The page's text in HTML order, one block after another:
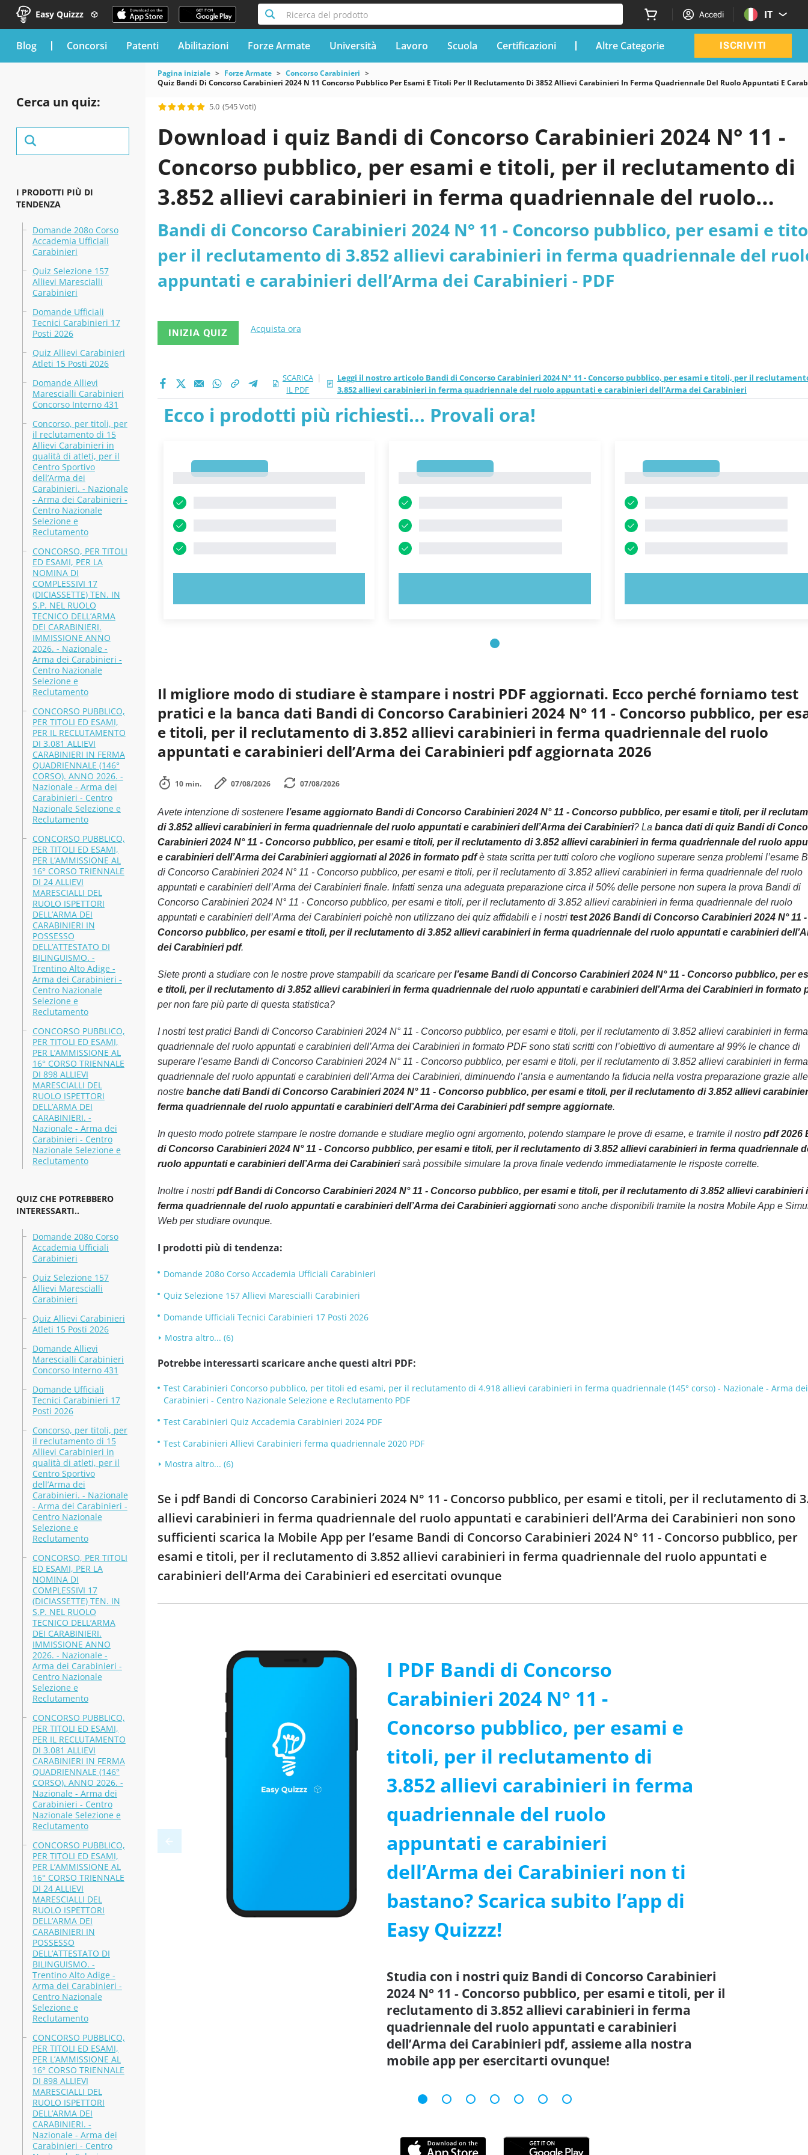
Easy Quizzz Ricerca del prodotto Accedi IT
blog Concorsi Patenti Abilitazioni Forze Armate Università Lavoro Scuola Certificazioni Altre Categorie ISCRIVITI
Cerca un quiz:
I PRODOTTI PIÙ DI
TENDENZA
Domande 208o Corso
Accademia Ufficiali
Carabinieri
Quiz Selezione 157
Allievi Marescialli
Carabinieri
Domande Ufficiali
Tecnici Carabinieri 17
Posti 2026
Quiz Allievi Carabinieri
Atleti 15 Posti 2026
Domande Allievi
Marescialli Carabinieri
Concorso Interno 431
Concorso, per titoli, per
il reclutamento di 15
Allievi Carabinieri in
qualità di atleti, per il
Centro Sportivo
dell’Arma dei
Carabinieri. - Nazionale
- Arma dei Carabinieri -
Centro Nazionale
Selezione e
Reclutamento
CONCORSO, PER TITOLI
ED ESAMI, PER LA
NOMINA DI
COMPLESSIVI 17
(DICIASSETTE) TEN. IN
S.P. NEL RUOLO
TECNICO DELL’ARMA
DEI CARABINIERI.
IMMISSIONE ANNO
2026. - Nazionale -
Arma dei Carabinieri -
Centro Nazionale
Selezione e
Reclutamento
CONCORSO PUBBLICO,
PER TITOLI ED ESAMI,
PER IL RECLUTAMENTO
DI 3.081 ALLIEVI
CARABINIERI IN FERMA
QUADRIENNALE (146°
CORSO). ANNO 2026. -
Nazionale - Arma dei
Carabinieri - Centro
Nazionale Selezione e
Reclutamento
CONCORSO PUBBLICO,
PER TITOLI ED ESAMI,
PER L’AMMISSIONE AL
16° CORSO TRIENNALE
DI 24 ALLIEVI
MARESCIALLI DEL
RUOLO ISPETTORI
DELL’ARMA DEI
CARABINIERI IN
POSSESSO
DELL’ATTESTATO DI
BILINGUISMO. -
Trentino Alto Adige -
Arma dei Carabinieri -
Centro Nazionale
Selezione e
Reclutamento
CONCORSO PUBBLICO,
PER TITOLI ED ESAMI,
PER L’AMMISSIONE AL
16° CORSO TRIENNALE
DI 898 ALLIEVI
MARESCIALLI DEL
RUOLO ISPETTORI
DELL’ARMA DEI
CARABINIERI. -
Nazionale - Arma dei
Carabinieri - Centro
Nazionale Selezione e
Reclutamento
QUIZ CHE POTREBBERO
INTERESSARTI..
Domande 208o Corso
Accademia Ufficiali
Carabinieri
Quiz Selezione 157
Allievi Marescialli
Carabinieri
Quiz Allievi Carabinieri
Atleti 15 Posti 2026
Domande Allievi
Marescialli Carabinieri
Concorso Interno 431
Domande Ufficiali
Tecnici Carabinieri 17
Posti 2026
Concorso, per titoli, per
il reclutamento di 15
Allievi Carabinieri in
qualità di atleti, per il
Centro Sportivo
dell’Arma dei
Carabinieri. - Nazionale
- Arma dei Carabinieri -
Centro Nazionale
Selezione e
Reclutamento
CONCORSO, PER TITOLI
ED ESAMI, PER LA
NOMINA DI
COMPLESSIVI 17
(DICIASSETTE) TEN. IN
S.P. NEL RUOLO
TECNICO DELL’ARMA
DEI CARABINIERI.
IMMISSIONE ANNO
2026. - Nazionale -
Arma dei Carabinieri -
Centro Nazionale
Selezione e
Reclutamento
CONCORSO PUBBLICO,
PER TITOLI ED ESAMI,
PER IL RECLUTAMENTO
DI 3.081 ALLIEVI
CARABINIERI IN FERMA
QUADRIENNALE (146°
CORSO). ANNO 2026. -
Nazionale - Arma dei
Carabinieri - Centro
Nazionale Selezione e
Reclutamento
CONCORSO PUBBLICO,
PER TITOLI ED ESAMI,
PER L’AMMISSIONE AL
16° CORSO TRIENNALE
DI 24 ALLIEVI
MARESCIALLI DEL
RUOLO ISPETTORI
DELL’ARMA DEI
CARABINIERI IN
POSSESSO
DELL’ATTESTATO DI
BILINGUISMO. -
Trentino Alto Adige -
Arma dei Carabinieri -
Centro Nazionale
Selezione e
Reclutamento
CONCORSO PUBBLICO,
PER TITOLI ED ESAMI,
PER L’AMMISSIONE AL
16° CORSO TRIENNALE
DI 898 ALLIEVI
MARESCIALLI DEL
RUOLO ISPETTORI
DELL’ARMA DEI
CARABINIERI. -
Nazionale - Arma dei
Carabinieri - Centro
Pagina iniziale Forze Armate
Concorso Carabinieri
Quiz Bandi Di Concorso Carabinieri 2024 N 11 Concorso Pubblico Per Esami E Titoli Per Il Reclutamento Di 3852 Allievi Carabinieri In Ferma Quadriennale Del Ruolo Appuntati E
5.0 (545 Voti)
Download i quiz Bandi di Concorso Carabinieri 2024 N° 11 -
Concorso pubblico, per esami e titoli, per il reclutamento di
3.852 allievi carabinieri in ferma quadriennale del ruolo
appuntati e carabinieri dell’Arma dei Carabinieri pdf
2026 aggiornati
Bandi di Concorso Carabinieri 2024 N° 11 - Concorso pubblico, per esami e
per il reclutamento di 3.852 allievi carabinieri in ferma quadriennale del
appuntati e carabinieri dell’Arma dei Carabinieri - PDF
INIZIA QUIZ Acquista ora
SCARICA
IL PDF
|
Leggi il nostro articolo Bandi di Concorso Carabinieri 2024 N° 11 - Concorso pubblico, per esami e titoli, per il
3.852 allievi carabinieri in ferma quadriennale del ruolo appuntati e carabinieri dell’Arma dei Carabinieri
Ecco i prodotti più richiesti... Provali ora!
Il migliore modo di studiare è stampare i nostri PDF aggiornati. Ecco perché forniamo test
pratici e la banca dati Bandi di Concorso Carabinieri 2024 N° 11 - Concorso pubblico, per
e titoli, per il reclutamento di 3.852 allievi carabinieri in ferma quadriennale del ruolo
appuntati e carabinieri dell’Arma dei Carabinieri pdf aggiornata 2026
10 min. 07/08/2026 07/08/2026
Avete intenzione di sostenere l’esame aggiornato Bandi di Concorso Carabinieri 2024 N° 11 - Concorso pubblico, per esami e titoli, per il
di 3.852 allievi carabinieri in ferma quadriennale del ruolo appuntati e carabinieri dell’Arma dei Carabinieri? La banca dati di quiz Bandi di
Carabinieri 2024 N° 11 - Concorso pubblico, per esami e titoli, per il reclutamento di 3.852 allievi carabinieri in ferma quadriennale del ruolo
e carabinieri dell’Arma dei Carabinieri aggiornati al 2026 in formato pdfè stata scritta per tutti coloro che vogliono superare senza problemi l’esame
di Concorso Carabinieri 2024 N° 11 - Concorso pubblico, per esami e titoli, per il reclutamento di 3.852 allievi carabinieri in ferma quadriennale del ruolo
appuntati e carabinieri dell’Arma dei Carabinieri finale. Infatti senza una adeguata preparazione circa il 50% delle persone non supera la prova Bandi di
Concorso Carabinieri 2024 N° 11 - Concorso pubblico, per esami e titoli, per il reclutamento di 3.852 allievi carabinieri in ferma quadriennale del ruolo
appuntati e carabinieri dell’Arma dei Carabinieri poichè non utilizzano dei quiz affidabili e i nostri test 2026 Bandi di Concorso Carabinieri 2024 N° 11 -
Concorso pubblico, per esami e titoli, per il reclutamento di 3.852 allievi carabinieri in ferma quadriennale del ruolo appuntati e carabinieri
dei Carabinieri pdf.
Siete pronti a studiare con le nostre prove stampabili da scaricare perl’esame Bandi di Concorso Carabinieri 2024 N° 11 - Concorso pubblico, per
e titoli, per il reclutamento di 3.852 allievi carabinieri in ferma quadriennale del ruolo appuntati e carabinieri dell’Arma dei Carabinieri in formato
per non fare più parte di questa statistica?
I nostri test pratici Bandi di Concorso Carabinieri 2024 N° 11 - Concorso pubblico, per esami e titoli, per il reclutamento di 3.852 allievi carabinieri in ferma
quadriennale del ruolo appuntati e carabinieri dell’Arma dei Carabinieri in formato PDF sono stati scritti con l’obiettivo di aumentare al 99% le chance di
superare l’esame Bandi di Concorso Carabinieri 2024 N° 11 - Concorso pubblico, per esami e titoli, per il reclutamento di 3.852 allievi carabinieri in ferma
quadriennale del ruolo appuntati e carabinieri dell’Arma dei Carabinieri, diminuendo l’ansia e aumentando la fiducia nella vostra preparazione grazie alle
nostre banche dati Bandi di Concorso Carabinieri 2024 N° 11 - Concorso pubblico, per esami e titoli, per il reclutamento di 3.852 allievi
ferma quadriennale del ruolo appuntati e carabinieri dell’Arma dei Carabinieri pdf sempre aggiornate.
In questo modo potrete stampare le nostre domande e studiare meglio ogni argomento, potendo stampare le prove di esame, e tramite il nostro pdf 2026
di Concorso Carabinieri 2024 N° 11 - Concorso pubblico, per esami e titoli, per il reclutamento di 3.852 allievi carabinieri in ferma quadriennale
ruolo appuntati e carabinieri dell’Arma dei Carabinierisarà possibile simulare la prova finale vedendo immediatamente le risposte corrette.
Inoltre i nostri pdf Bandi di Concorso Carabinieri 2024 N° 11 - Concorso pubblico, per esami e titoli, per il reclutamento di 3.852 allievi carabinieri
ferma quadriennale del ruolo appuntati e carabinieri dell’Arma dei Carabinieri aggiornatisono anche disponibili tramite la nostra Mobile App e
Web per studiare ovunque.
I prodotti più di tendenza:
Domande 208o Corso Accademia Ufficiali Carabinieri
Quiz Selezione 157 Allievi Marescialli Carabinieri
Domande Ufficiali Tecnici Carabinieri 17 Posti 2026
Mostra altro... (6)
Potrebbe interessarti scaricare anche questi altri PDF:
Test Carabinieri Concorso pubblico, per titoli ed esami, per il reclutamento di 4.918 allievi carabinieri in ferma quadriennale (145° corso) - Nazionale - Arma dei
Carabinieri - Centro Nazionale Selezione e Reclutamento PDF
Test Carabinieri Quiz Accademia Carabinieri 2024 PDF
Test Carabinieri Allievi Carabinieri ferma quadriennale 2020 PDF
Mostra altro... (6)
Se i pdf Bandi di Concorso Carabinieri 2024 N° 11 - Concorso pubblico, per esami e titoli, per il reclutamento di
allievi carabinieri in ferma quadriennale del ruolo appuntati e carabinieri dell’Arma dei Carabinieri non sono
sufficienti scarica la Mobile App per l’esame Bandi di Concorso Carabinieri 2024 N° 11 - Concorso pubblico, per
esami e titoli, per il reclutamento di 3.852 allievi carabinieri in ferma quadriennale del ruolo appuntati e
carabinieri dell’Arma dei Carabinieri ed esercitati ovunque
I PDF Bandi di Concorso
Carabinieri 2024 N° 11 -
Concorso pubblico, per esami e
titoli, per il reclutamento di
3.852 allievi carabinieri in ferma
quadriennale del ruolo
appuntati e carabinieri
dell’Arma dei Carabinieri non ti
bastano? Scarica subito l’app di
Easy Quizzz!
Studia con i nostri quiz Bandi di Concorso Carabinieri
2024 N° 11 - Concorso pubblico, per esami e titoli, per il
reclutamento di 3.852 allievi carabinieri in ferma
quadriennale del ruolo appuntati e carabinieri
dell’Arma dei Carabinieri pdf, assieme alla nostra
mobile app per esercitarti ovunque!